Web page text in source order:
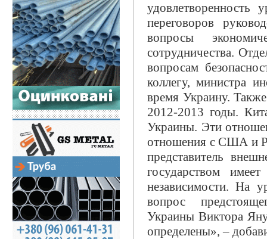
переговоров
вопросы
сотрудничества.
вопросам
коллегу, министра
время Украину.
2012-2013 годы.
Украины. Эти
отношения с США и
представитель
государством
независимости. На
вопрос
Украины Виктора
определены», –